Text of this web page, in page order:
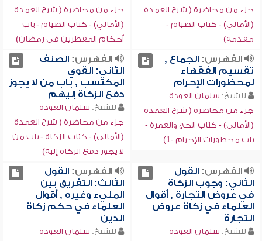
جزء من محاضرة ( شرح العمدة
(الأمالي) - كتاب الصيام -
مقدمة)
جزء من محاضرة ( شرح العمدة
(الأمالي) - كتاب الصيام - باب
أحكام المفطرين في رمضان)
الفهرس:الجماع ,
تقسيم الفقهاء
لمحظورات الإحرام
للشيخ: سلمان العودة
جزء من محاضرة ( شرح العمدة
(الأمالي) - كتاب الحج والعمرة -
باب محظورات الإحرام -1)
الفهرس:الصنف
الثاني: القوي
المكتسب , باب من لا يجوز
دفع الزكاة إليهم
للشيخ: سلمان العودة
جزء من محاضرة ( شرح العمدة
(الأمالي) - كتاب الزكاة - باب من
لا يجوز دفع الزكاة إليه)
الفهرس:القول
الثاني: وجوب الزكاة
في عروض التجارة , أقوال
العلماء في زكاة عروض
التجارة
للشيخ: سلمان العودة
الفهرس:القول
الثالث: التفريق بين
المليء وغيره , أقوال
العلماء في حكم زكاة
الدين
للشيخ: سلمان العودة